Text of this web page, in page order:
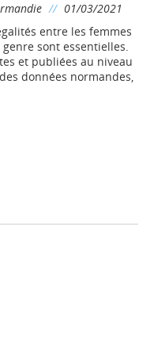
// 01/03/2021
entre les femmes
sont essentielles.
et publiées au niveau
données normandes,